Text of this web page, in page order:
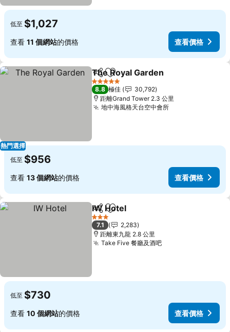
低至 $1,027
查看 11 個網站的價格 查看價格
熱門選擇
分享 放到收藏夾
The Royal Garden
5 星級
8.8 極佳
30,792
距離Grand Tower 2.3 公里
地中海風格天台空中會所
低至 $956
查看 13 個網站的價格 查看價格
分享 放到收藏夾
IW Hotel
3 星級
7.1
2,283
距離東九龍 2.8 公里
Take Five 餐廳及酒吧
低至 $730
查看 10 個網站的價格 查看價格